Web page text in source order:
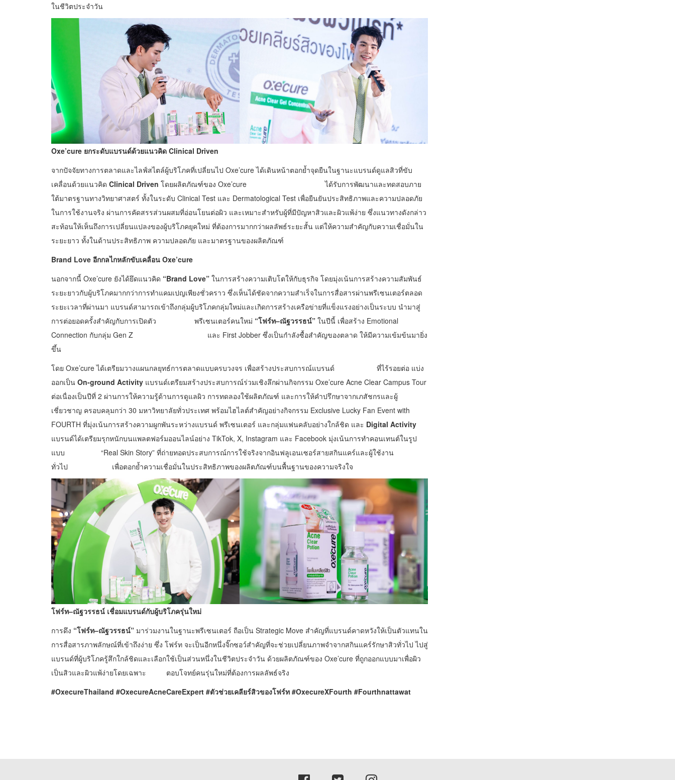
ในชีวิตประจำวัน
Oxe’cure ยกระดับแบรนด์ด้วยแนวคิด Clinical Driven
จากปัจจัยทางการตลาดและไลฟ์สไตล์ผู้บริโภคที่เปลี่ยนไป Oxe’cure ได้เดินหน้าตอกย้ำจุดยืนในฐานะแบรนด์ดูแลสิวที่ขับ
เคลื่อนด้วยแนวคิด Clinical Driven โดยผลิตภัณฑ์ของ Oxe’cure ได้รับการพัฒนาและทดสอบภาย
ใต้มาตรฐานทางวิทยาศาสตร์ ทั้งในระดับ Clinical Test และ Dermatological Test เพื่อยืนยันประสิทธิภาพและความปลอดภัย
ในการใช้งานจริง ผ่านการคัดสรรส่วนผสมที่อ่อนโยนต่อผิว และเหมาะสำหรับผู้ที่มีปัญหาสิวและผิวแพ้ง่าย ซึ่งแนวทางดังกล่าว
สะท้อนให้เห็นถึงการเปลี่ยนแปลงของผู้บริโภคยุคใหม่ ที่ต้องการมากกว่าผลลัพธ์ระยะสั้น แต่ให้ความสำคัญกับความเชื่อมั่นใน
ระยะยาว ทั้งในด้านประสิทธิภาพ ความปลอดภัย และมาตรฐานของผลิตภัณฑ์
Brand Love อีกกลไกหลักขับเคลื่อน Oxe’cure
นอกจากนี้ Oxe’cure ยังได้ยึดแนวคิด “Brand Love” ในการสร้างความเติบโตให้กับธุรกิจ โดยมุ่งเน้นการสร้างความสัมพันธ์
ระยะยาวกับผู้บริโภคมากกว่าการทำแคมเปญเพียงชั่วคราว ซึ่งเห็นได้ชัดจากความสำเร็จในการสื่อสารผ่านพรีเซนเตอร์ตลอด
ระยะเวลาที่ผ่านมา แบรนด์สามารถเข้าถึงกลุ่มผู้บริโภคกลุ่มใหม่และเกิดการสร้างเครือข่ายที่แข็งแรงอย่างเป็นระบบ นำมาสู่
การต่อยอดครั้งสำคัญกับการเปิดตัว พรีเซนเตอร์คนใหม่ “โฟร์ท–ณัฐวรรธน์” ในปีนี้ เพื่อสร้าง Emotional
Connection กับกลุ่ม Gen Z และ First Jobber ซึ่งเป็นกำลังซื้อสำคัญของตลาด ให้มีความเข้มข้นมายิ่ง
ขึ้น
โดย Oxe’cure ได้เตรียมวางแผนกลยุทธ์การตลาดแบบครบวงจร เพื่อสร้างประสบการณ์แบรนด์ ที่ไร้รอยต่อ แบ่ง
ออกเป็น On-ground Activity แบรนด์เตรียมสร้างประสบการณ์ร่วมเชิงลึกผ่านกิจกรรม Oxe’cure Acne Clear Campus Tour
ต่อเนื่องเป็นปีที่ 2 ผ่านการให้ความรู้ด้านการดูแลผิว การทดลองใช้ผลิตภัณฑ์ และการให้คำปรึกษาจากเภสัชกรและผู้
เชี่ยวชาญ ครอบคลุมกว่า 30 มหาวิทยาลัยทั่วประเทศ พร้อมไฮไลต์สำคัญอย่างกิจกรรม Exclusive Lucky Fan Event with
FOURTH ที่มุ่งเน้นการสร้างความผูกพันระหว่างแบรนด์ พรีเซนเตอร์ และกลุ่มแฟนคลับอย่างใกล้ชิด และ Digital Activity
แบรนด์ได้เตรียมรุกหนักบนแพลตฟอร์มออนไลน์อย่าง TikTok, X, Instagram และ Facebook มุ่งเน้นการทำคอนเทนต์ในรูป
แบบ “Real Skin Story” ที่ถ่ายทอดประสบการณ์การใช้จริงจากอินฟลูเอนเซอร์สายสกินแคร์และผู้ใช้งาน
ทั่วไป เพื่อตอกย้ำความเชื่อมั่นในประสิทธิภาพของผลิตภัณฑ์บนพื้นฐานของความจริงใจ
โฟร์ท–ณัฐวรรธน์ เชื่อมแบรนด์กับผู้บริโภครุ่นใหม่
การดึง “โฟร์ท–ณัฐวรรธน์” มาร่วมงานในฐานะพรีเซนเตอร์ ถือเป็น Strategic Move สำคัญที่แบรนด์คาดหวังให้เป็นตัวแทนใน
การสื่อสารภาพลักษณ์ที่เข้าถึงง่าย ซึ่ง โฟร์ท จะเป็นอีกหนึ่งจิ๊กซอว์สำคัญที่จะช่วยเปลี่ยนภาพจำจากสกินแคร์รักษาสิวทั่วไป ไปสู่
แบรนด์ที่ผู้บริโภครู้สึกใกล้ชิดและเลือกใช้เป็นส่วนหนึ่งในชีวิตประจำวัน ด้วยผลิตภัณฑ์ของ Oxe’cure ที่ถูกออกแบบมาเพื่อผิว
เป็นสิวและผิวแพ้ง่ายโดยเฉพาะ ตอบโจทย์คนรุ่นใหม่ที่ต้องการผลลัพธ์จริง
#OxecureThailand #OxecureAcneCareExpert #ตัวช่วยเคลียร์สิวของโฟร์ท #OxecureXFourth #Fourthnattawat